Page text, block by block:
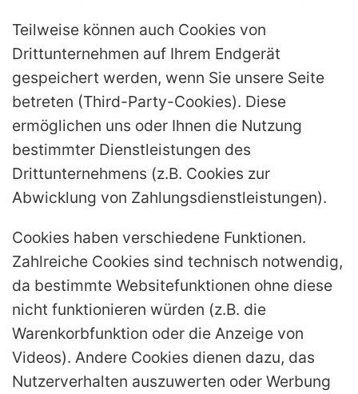
Teilweise können auch Cookies von
Drittunternehmen auf Ihrem Endgerät
gespeichert werden, wenn Sie unsere Seite
betreten (Third-Party-Cookies). Diese
ermöglichen uns oder Ihnen die Nutzung
bestimmter Dienstleistungen des
Drittunternehmens (z.B. Cookies zur
Abwicklung von Zahlungsdienstleistungen).
Cookies haben verschiedene Funktionen.
Zahlreiche Cookies sind technisch notwendig,
da bestimmte Websitefunktionen ohne diese
nicht funktionieren würden (z.B. die
Warenkorbfunktion oder die Anzeige von
Videos). Andere Cookies dienen dazu, das
Nutzerverhalten auszuwerten oder Werbung